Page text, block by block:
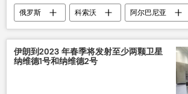
俄罗斯 科索沃
阿尔巴尼亚
玛丽亚•扎哈罗娃
塞尔维亚
伊朗到2023 年春季将发射至少两颗卫星
纳维德1号和纳维德2号